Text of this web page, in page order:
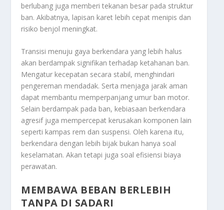
berlubang juga memberi tekanan besar pada struktur
ban. Akibatnya, lapisan karet lebih cepat menipis dan
risiko benjol meningkat.
Transisi menuju gaya berkendara yang lebih halus
akan berdampak signifikan terhadap ketahanan ban.
Mengatur kecepatan secara stabil, menghindari
pengereman mendadak. Serta menjaga jarak aman
dapat membantu memperpanjang umur ban motor.
Selain berdampak pada ban, kebiasaan berkendara
agresif juga mempercepat kerusakan komponen lain
seperti kampas rem dan suspensi. Oleh karena itu,
berkendara dengan lebih bijak bukan hanya soal
keselamatan. Akan tetapi juga soal efisiensi biaya
perawatan.
MEMBAWA BEBAN BERLEBIH
TANPA DI SADARI